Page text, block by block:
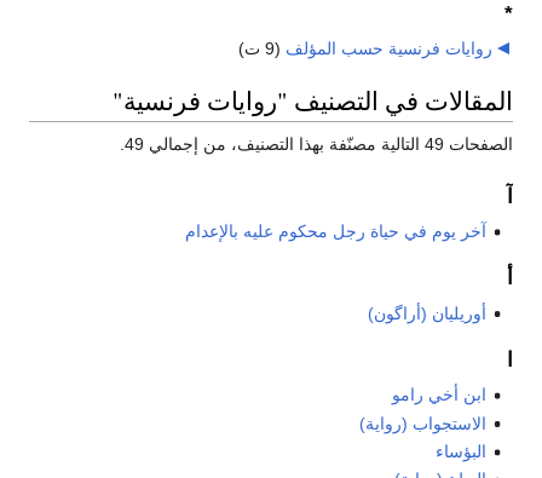
*
روايات فرنسية حسب المؤلف (9 ت)
المقالات في التصنيف "روايات فرنسية"
الصفحات 49 التالية مصنّفة بهذا التصنيف، من إجمالي 49.
آخر يوم في حياة رجل محكوم عليه بالإعدام
أوريليان (أراگون)
ابن أخي رامو
الاستجواب (رواية)
البؤساء